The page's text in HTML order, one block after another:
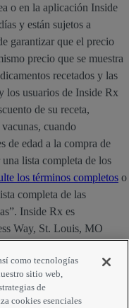
o en la aplicación Inside
y están sujetos a
garantizar que el precio
precio que se muestra
recetados y las
los usuarios de Inside Rx
de su receta,
cuando
de edad a la compra de
lista completa de los
los términos completos o
completa de las
Inside Rx es
Way, St. Louis, MO
como tecnologías
sitio web,
de
cookies esenciales